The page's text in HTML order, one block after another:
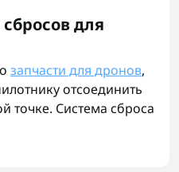
для
запчасти для дронов,
отсоединить
точке. Система сброса
фиксатора,